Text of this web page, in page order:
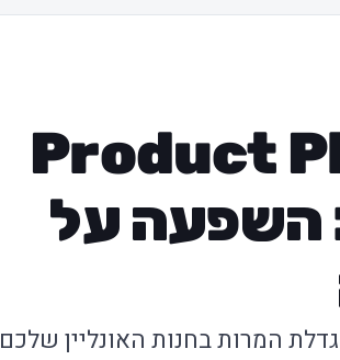
Product
השפעה על
המרות בחנות האונליין שלכם